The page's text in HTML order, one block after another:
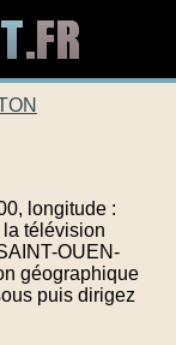
longitude :
télévision
OUEN-
géographique
puis dirigez